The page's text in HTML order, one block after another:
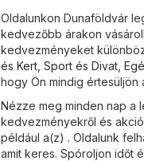
Oldalunkon Dunaföldvár
kedvezőbb árakon
kedvezményeket
és Kert Sport és Divat
hogy Ön mindig értesüljön
Nézze meg minden nap a
kedvezményekről és
például a(z) . Oldalunk
amit keres. Spóroljon időt